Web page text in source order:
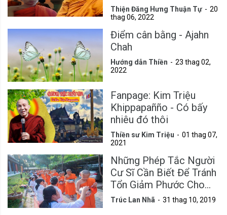
Thiện Đăng Hưng Thuận Tự
20
thag 06, 2022
Điểm cân bằng - Ajahn
Chah
Hướng dẫn Thiền
23 thag 02,
2022
Fanpage: Kim Triệu
Khippapañño - Có bấy
nhiêu đó thôi
Thiền sư Kim Triệu
01 thag 07,
2021
Những Phép Tắc Người
Cư Sĩ Cần Biết Để Tránh
Tổn Giảm Phước Cho
Mình
Trúc Lan Nhã 31 thag 10, 2019